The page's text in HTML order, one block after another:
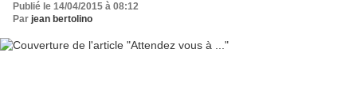
Publié le 14/04/2015 à 08:12
Par jean bertolino